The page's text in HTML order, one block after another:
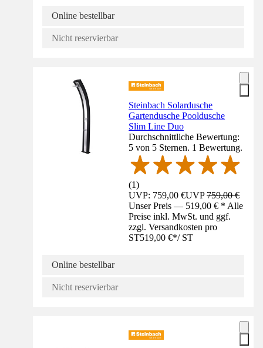
Online bestellbar
Nicht reservierbar
Steinbach Solardusche
Gartendusche Pooldusche
Slim Line Duo
Durchschnittliche Bewertung:
5 von 5 Sternen. 1 Bewertung.
(1)
UVP: 759,00 €UVP759,00 €
Unser Preis — 519,00 € * Alle
Preise inkl. MwSt. und ggf.
zzgl. Versandkosten pro
ST519,00 €*/ ST
Online bestellbar
Nicht reservierbar